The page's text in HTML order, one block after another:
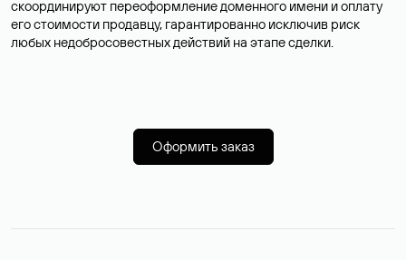
скоординируют переоформление доменного имени и оплату
его стоимости продавцу, гарантированно исключив риск
любых недобросовестных действий на этапе сделки.
Оформить заказ